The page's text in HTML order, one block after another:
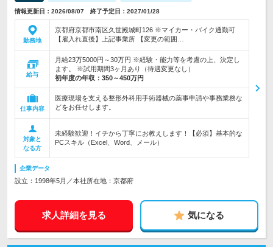
情報更新日：2026/08/07 終了予定日：2027/01/28
勤務地
京都府京都市南区久世殿城町126 ※マイカー・バイク通勤可
【雇入れ直後】上記事業所 【変更の範囲…
給与
月給23万5000円～30万円 ※経験・能力等を考慮の上、決定し
ます。 ※試用期間3ヶ月あり（待遇変更なし）
初年度の年収： 350～450万円
仕事内容
医療現場を支える整形外科用手術器械の薬事申請や事務業務な
どをお任せします。
対象と
なる方
未経験歓迎！イチから丁寧にお教えします！【必須】基本的な
PCスキル（Excel、Word、メール）
企業データ
設立：1998年5月／本社所在地：京都府
求人詳細を見る 気になる